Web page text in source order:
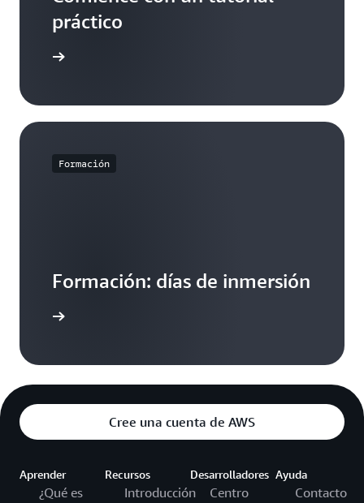
práctico
Formación
Formación: días de inmersión
Cree una cuenta de AWS
Aprender
¿Qué es
Recursos
Introducción
Desarrolladores
Centro
Ayuda
Contacto